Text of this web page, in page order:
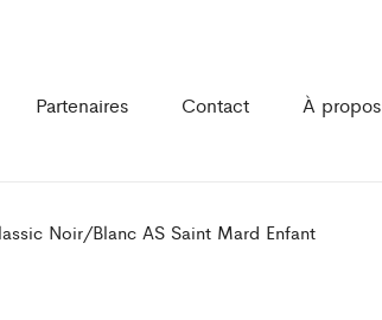
Partenaires Contact À propos
Noir/Blanc AS Saint Mard Enfant